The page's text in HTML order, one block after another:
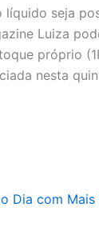
seja
Luiza
próprio
nesta
Dia com Mais